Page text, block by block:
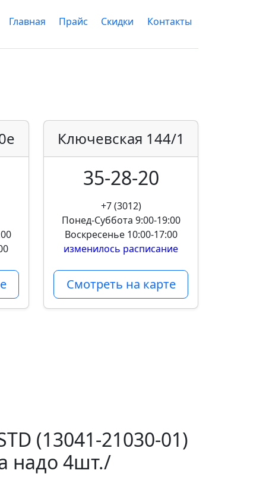
Главная Прайс Скидки Контакты
Ключевская 144/1
35-28-20
+7 (3012)
Понед-Суббота 9:00-19:00
Воскресенье 10:00-17:00
изменилось расписание
Смотреть на карте
(13041-21030-01)
надо 4шт./